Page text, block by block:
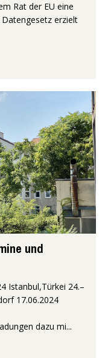
Rat der EU eine
Datengesetz erzielt
und
Istanbul,Türkei 24.–
17.06.2024
dazu mi...